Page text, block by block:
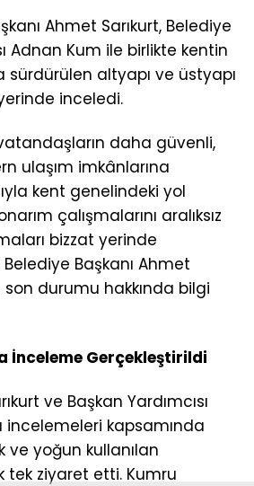
Ahmet Sarıkurt, Belediye
Adnan Kum ile birlikte kentin
sürdürülen altyapı ve üstyapı
inceledi.
daha güvenli,
ulaşım imkânlarına
kent genelindeki yol
çalışmalarını aralıksız
bizzat yerinde
Başkanı Ahmet
son durumu hakkında bilgi
İnceleme Gerçekleştirildi
ve Başkan Yardımcısı
incelemeleri kapsamında
ve yoğun kullanılan
tek ziyaret etti. Kumru